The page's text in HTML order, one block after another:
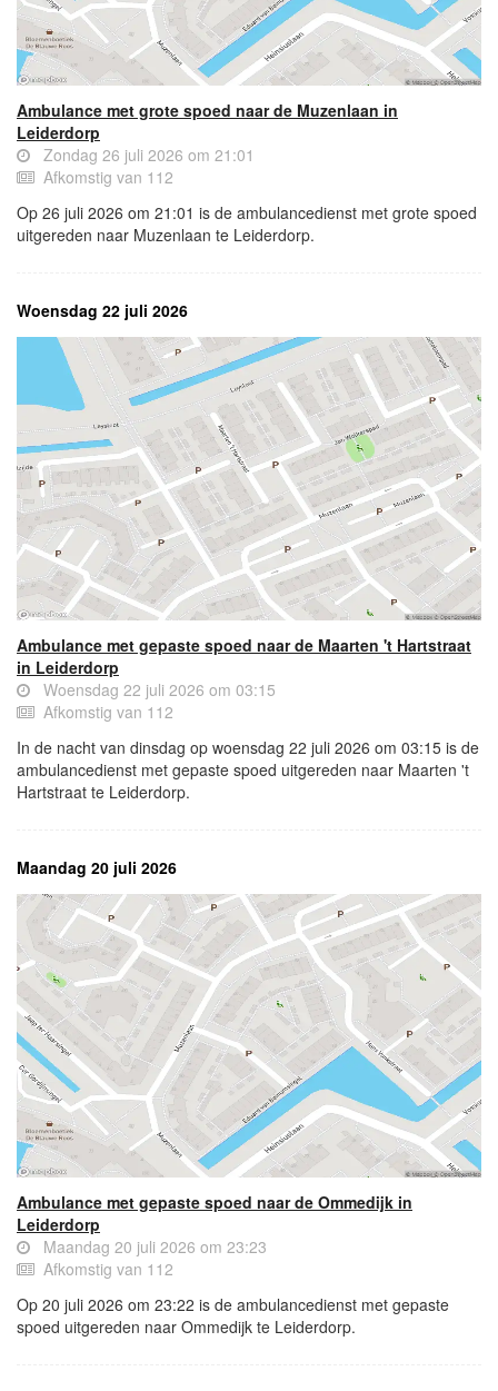
Ambulance met grote spoed naar de Muzenlaan in
Leiderdorp
Zondag 26 juli 2026 om 21:01
Afkomstig van 112
Op 26 juli 2026 om 21:01 is de ambulancedienst met grote spoed
uitgereden naar Muzenlaan te Leiderdorp.
Woensdag 22 juli 2026
Ambulance met gepaste spoed naar de Maarten 't Hartstraat
in Leiderdorp
Woensdag 22 juli 2026 om 03:15
Afkomstig van 112
In de nacht van dinsdag op woensdag 22 juli 2026 om 03:15 is de
ambulancedienst met gepaste spoed uitgereden naar Maarten 't
Hartstraat te Leiderdorp.
Maandag 20 juli 2026
Ambulance met gepaste spoed naar de Ommedijk in
Leiderdorp
Maandag 20 juli 2026 om 23:23
Afkomstig van 112
Op 20 juli 2026 om 23:22 is de ambulancedienst met gepaste
spoed uitgereden naar Ommedijk te Leiderdorp.